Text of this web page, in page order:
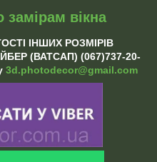
замірам вікна
ІНШИХ РОЗМІРІВ
(ВАТСАП) (067)737-20-
3d.photodecor@gmail.com